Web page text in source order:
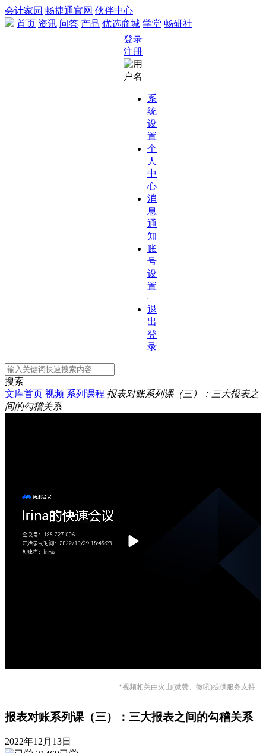
会计家园 畅捷通官网 伙伴中心
首页 资讯 问答 产品 优选商城 学堂 畅研社
登录
注册
系
统
设
置
个
人
中
心
消
息
通
知
账
号
设
置
退
出
登
录
搜索
文库首页 视频 系列课程 报表对账系列课（三）：三大报表之
间的勾稽关系
*视频相关由火山(微赞、微吼)提供服务支持
报表对账系列课（三）：三大报表之间的勾稽关系
2022年12月13日